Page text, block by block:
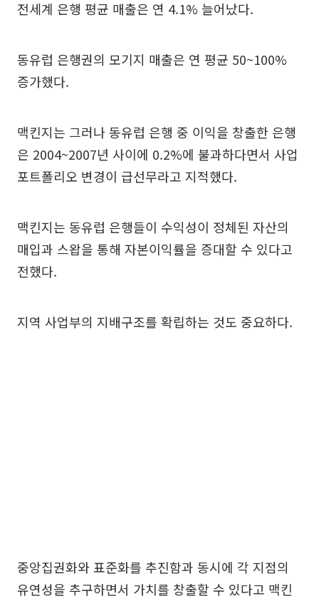
전세계 은행 평균 매출은 연 4.1% 늘어났다.
동유럽 은행권의 모기지 매출은 연 평균 50~100%
증가했다.
맥킨지는 그러나 동유럽 은행 중 이익을 창출한 은행
은 2004~2007년 사이에 0.2%에 불과하다면서 사업
포트폴리오 변경이 급선무라고 지적했다.
맥킨지는 동유럽 은행들이 수익성이 정체된 자산의
매입과 스왑을 통해 자본이익률을 증대할 수 있다고
전했다.
지역 사업부의 지배구조를 확립하는 것도 중요하다.
중앙집권화와 표준화를 추진함과 동시에 각 지점의
유연성을 추구하면서 가치를 창출할 수 있다고 맥킨